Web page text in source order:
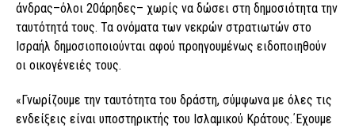
άνδρας–όλοι 20άρηδες– χωρίς να δώσει στη δημοσιότητα την
ταυτότητά τους. Τα ονόματα των νεκρών στρατιωτών στο
Ισραήλ δημοσιοποιούνται αφού προηγουμένως ειδοποιηθούν
οι οικογένειές τους.
«Γνωρίζουμε την ταυτότητα του δράστη, σύμφωνα με όλες τις
ενδείξεις είναι υποστηρικτής του Ισλαμικού Κράτους.΄Εχουμε